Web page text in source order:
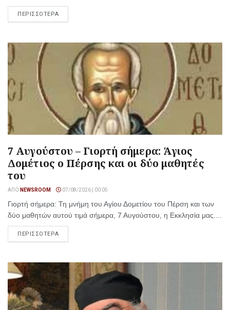
ΠΕΡΙΣΣΟΤΕΡΑ
7 Αυγούστου – Γιορτή σήμερα: Άγιος
Δομέτιος ο Πέρσης και οι δύο μαθητές
του
ΑΠΌ NEWSROOM 07/08/2026 | 00:05
Γιορτή σήμερα: Τη μνήμη του Αγίου Δομετίου του Πέρση και των
δύο μαθητών αυτού τιμά σήμερα, 7 Αυγούστου, η Εκκλησία μας....
ΠΕΡΙΣΣΟΤΕΡΑ